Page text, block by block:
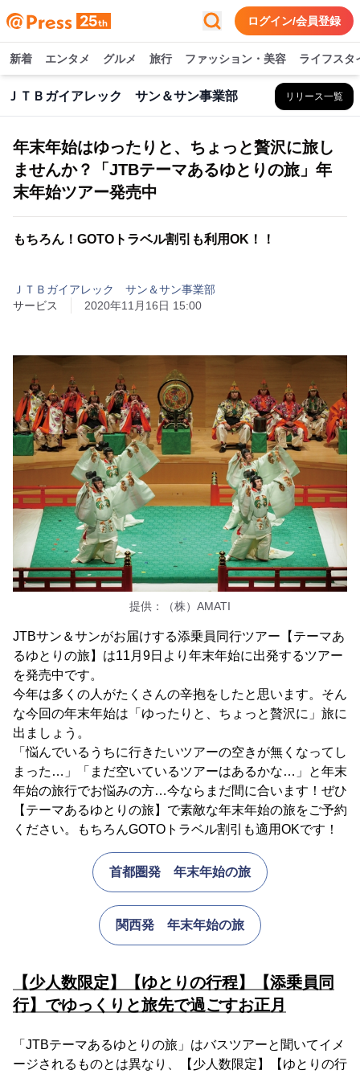
ログイン/会員登録
新着 エンタメ グルメ 旅行 ファッション・美容 ライフスタ
ＪＴＢガイアレック サン＆サン事業部 リリース一覧
年末年始はゆったりと、ちょっと贅沢に旅し
ませんか？「JTBテーマあるゆとりの旅」年
末年始ツアー発売中
もちろん！GOTOトラベル割引も利用OK！！
ＪＴＢガイアレック サン＆サン事業部
サービス
2020年11月16日 15:00
提供：（株）AMATI
JTBサン＆サンがお届けする添乗員同行ツアー【テーマあ
るゆとりの旅】は11月9日より年末年始に出発するツアー
を発売中です。
今年は多くの人がたくさんの辛抱をしたと思います。そん
な今回の年末年始は「ゆったりと、ちょっと贅沢に」旅に
出ましょう。
「悩んでいるうちに行きたいツアーの空きが無くなってし
まった…」「まだ空いているツアーはあるかな…」と年末
年始の旅行でお悩みの方…今ならまだ間に合います！ぜひ
【テーマあるゆとりの旅】で素敵な年末年始の旅をご予約
ください。もちろんGOTOトラベル割引も適用OKです！
首都圏発 年末年始の旅
関西発 年末年始の旅
【少人数限定】【ゆとりの行程】【添乗員同
行】でゆっくりと旅先で過ごすお正月
「JTBテーマあるゆとりの旅」はバスツアーと聞いてイメ
ージされるものとは異なり、【少人数限定】【ゆとりの行